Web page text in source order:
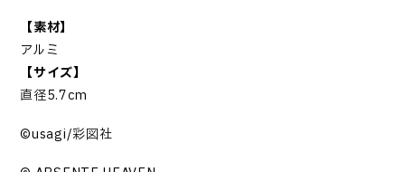
【素材】
アルミ
【サイズ】
直径5.7cm
©usagi/彩図社